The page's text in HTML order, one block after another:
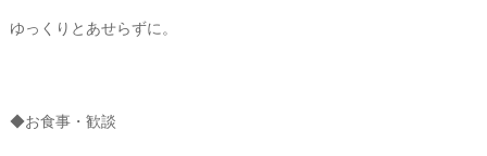
ゆっくりとあせらずに。
◆お食事・歓談